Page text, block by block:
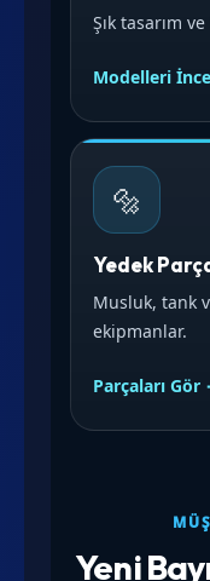
Şık tasarım
Modelleri
🔩
Yedek
Musluk, tank
ekipmanlar.
Parçaları Gör
Yeni